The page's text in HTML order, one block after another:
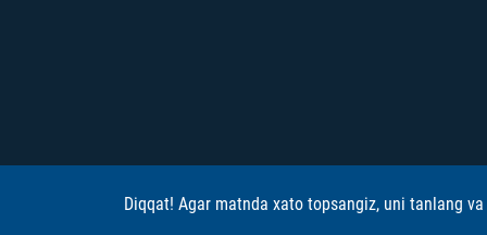
Diqqat! Agar matnda xato topsangiz, uni tanlang